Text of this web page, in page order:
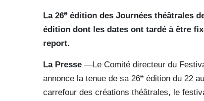
La 26e édition des Journées théâtrales
édition dont les dates ont tardé à être
report.
La Presse —Le Comité directeur du
annonce la tenue de sa 26e édition du 22
carrefour des créations théâtrales, le